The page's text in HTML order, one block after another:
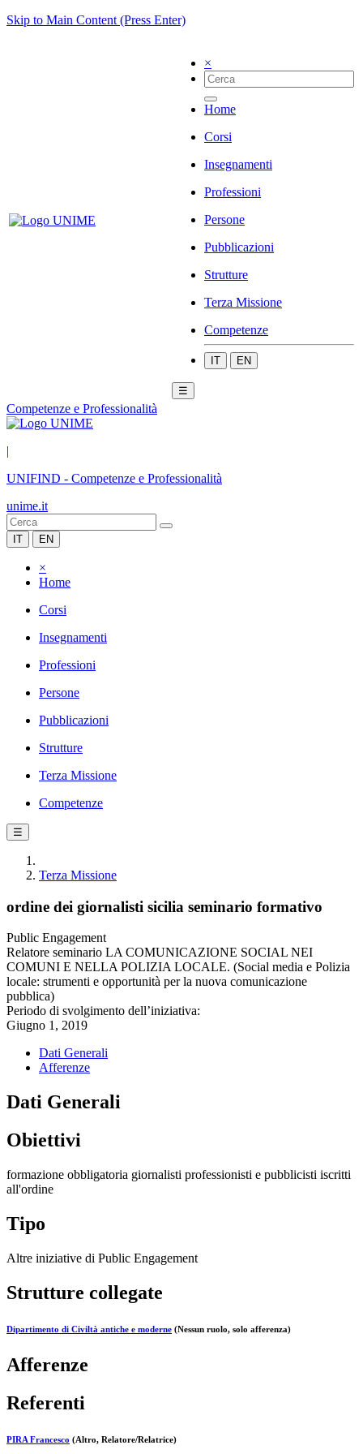
Skip to Main Content (Press Enter)
×
Home
Corsi
Insegnamenti
Professioni
Persone
Pubblicazioni
Strutture
Terza Missione
Competenze
IT EN
☰
Competenze e Professionalità
|
UNIFIND - Competenze e Professionalità
unime.it
IT EN
×
Home
Corsi
Insegnamenti
Professioni
Persone
Pubblicazioni
Strutture
Terza Missione
Competenze
☰
Terza Missione
ordine dei giornalisti sicilia seminario formativo
Public Engagement
Relatore seminario LA COMUNICAZIONE SOCIAL NEI
COMUNI E NELLA POLIZIA LOCALE. (Social media e Polizia
locale: strumenti e opportunità per la nuova comunicazione
pubblica)
Periodo di svolgimento dell’iniziativa:
Giugno 1, 2019
Dati Generali
Afferenze
Dati Generali
Obiettivi
formazione obbligatoria giornalisti professionisti e pubblicisti iscritti
all'ordine
Tipo
Altre iniziative di Public Engagement
Strutture collegate
Dipartimento di Civiltà antiche e moderne (Nessun ruolo, solo afferenza)
Afferenze
Referenti
PIRA Francesco (Altro, Relatore/Relatrice)